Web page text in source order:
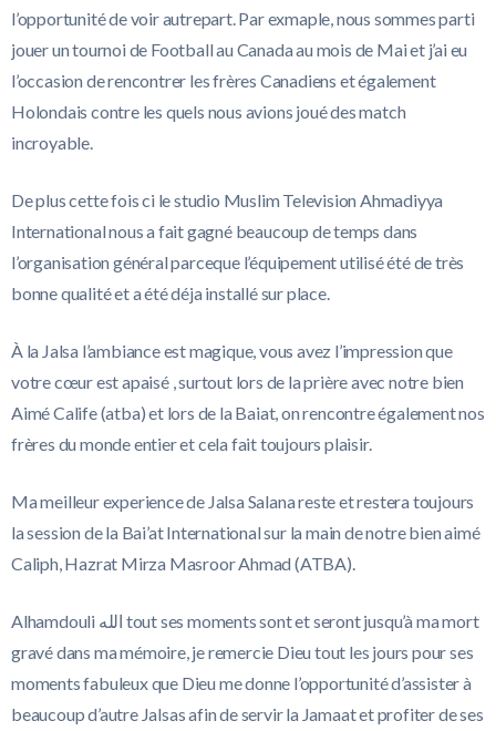
l’opportunité de voir autrepart. Par exmaple, nous sommes parti
jouer un tournoi de Football au Canada au mois de Mai et j’ai eu
l’occasion de rencontrer les frères Canadiens et également
Holondais contre les quels nous avions joué des match
incroyable.
De plus cette fois ci le studio Muslim Television Ahmadiyya
International nous a fait gagné beaucoup de temps dans
l’organisation général parceque l’équipement utilisé été de très
bonne qualité et a été déja installé sur place.
À la Jalsa l’ambiance est magique, vous avez l’impression que
votre cœur est apaisé , surtout lors de la prière avec notre bien
Aimé Calife (atba) et lors de la Baiat, on rencontre également nos
frères du monde entier et cela fait toujours plaisir.
Ma meilleur experience de Jalsa Salana reste et restera toujours
la session de la Bai’at International sur la main de notre bien aimé
Caliph, Hazrat Mirza Masroor Ahmad (ATBA).
Alhamdouli ‏الله tout ses moments sont et seront jusqu’à ma mort
gravé dans ma mémoire, je remercie Dieu tout les jours pour ses
moments fabuleux que Dieu me donne l’opportunité d’assister à
beaucoup d’autre Jalsas afin de servir la Jamaat et profiter de ses